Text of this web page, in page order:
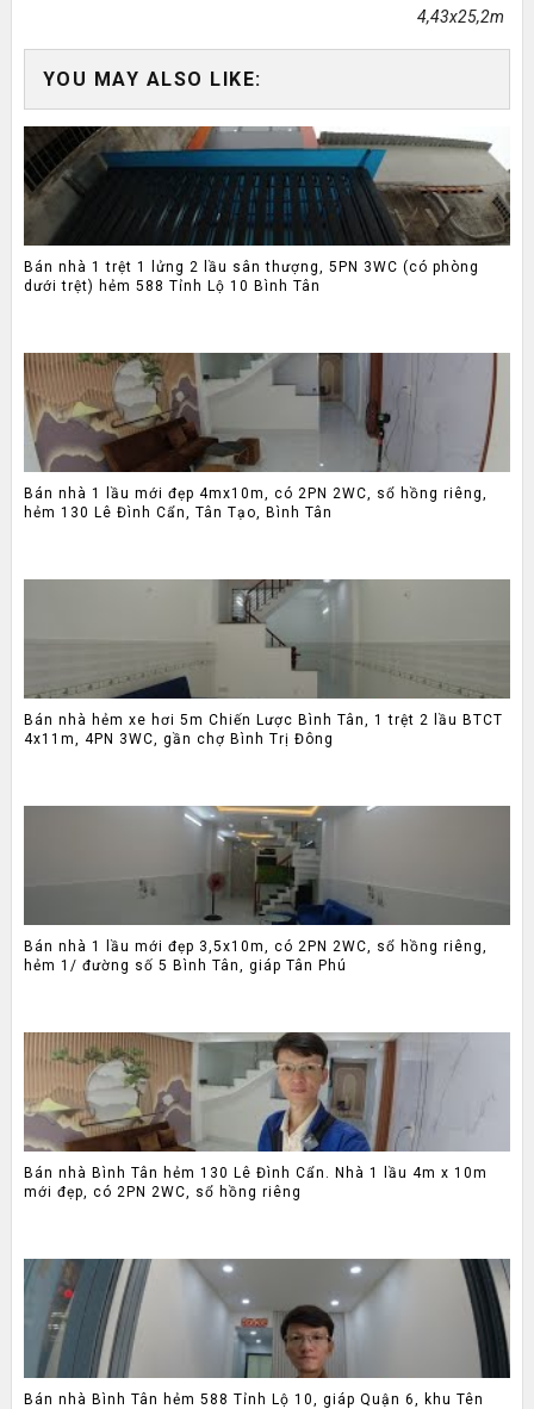
4,43x25,2m
YOU MAY ALSO LIKE:
Bán nhà 1 trệt 1 lửng 2 lầu sân thượng, 5PN 3WC (có phòng
dưới trệt) hẻm 588 Tỉnh Lộ 10 Bình Tân
Bán nhà 1 lầu mới đẹp 4mx10m, có 2PN 2WC, sổ hồng riêng,
hẻm 130 Lê Đình Cẩn, Tân Tạo, Bình Tân
Bán nhà hẻm xe hơi 5m Chiến Lược Bình Tân, 1 trệt 2 lầu BTCT
4x11m, 4PN 3WC, gần chợ Bình Trị Đông
Bán nhà 1 lầu mới đẹp 3,5x10m, có 2PN 2WC, sổ hồng riêng,
hẻm 1/ đường số 5 Bình Tân, giáp Tân Phú
Bán nhà Bình Tân hẻm 130 Lê Đình Cẩn. Nhà 1 lầu 4m x 10m
mới đẹp, có 2PN 2WC, sổ hồng riêng
Bán nhà Bình Tân hẻm 588 Tỉnh Lộ 10, giáp Quận 6, khu Tên